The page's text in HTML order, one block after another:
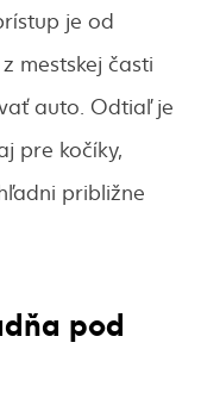
je od
mestskej časti
auto. Odtiaľ je
pre kočíky,
približne
pod